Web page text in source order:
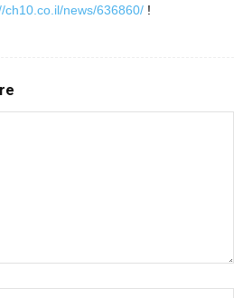
ch10.co.il/news/636860/ !